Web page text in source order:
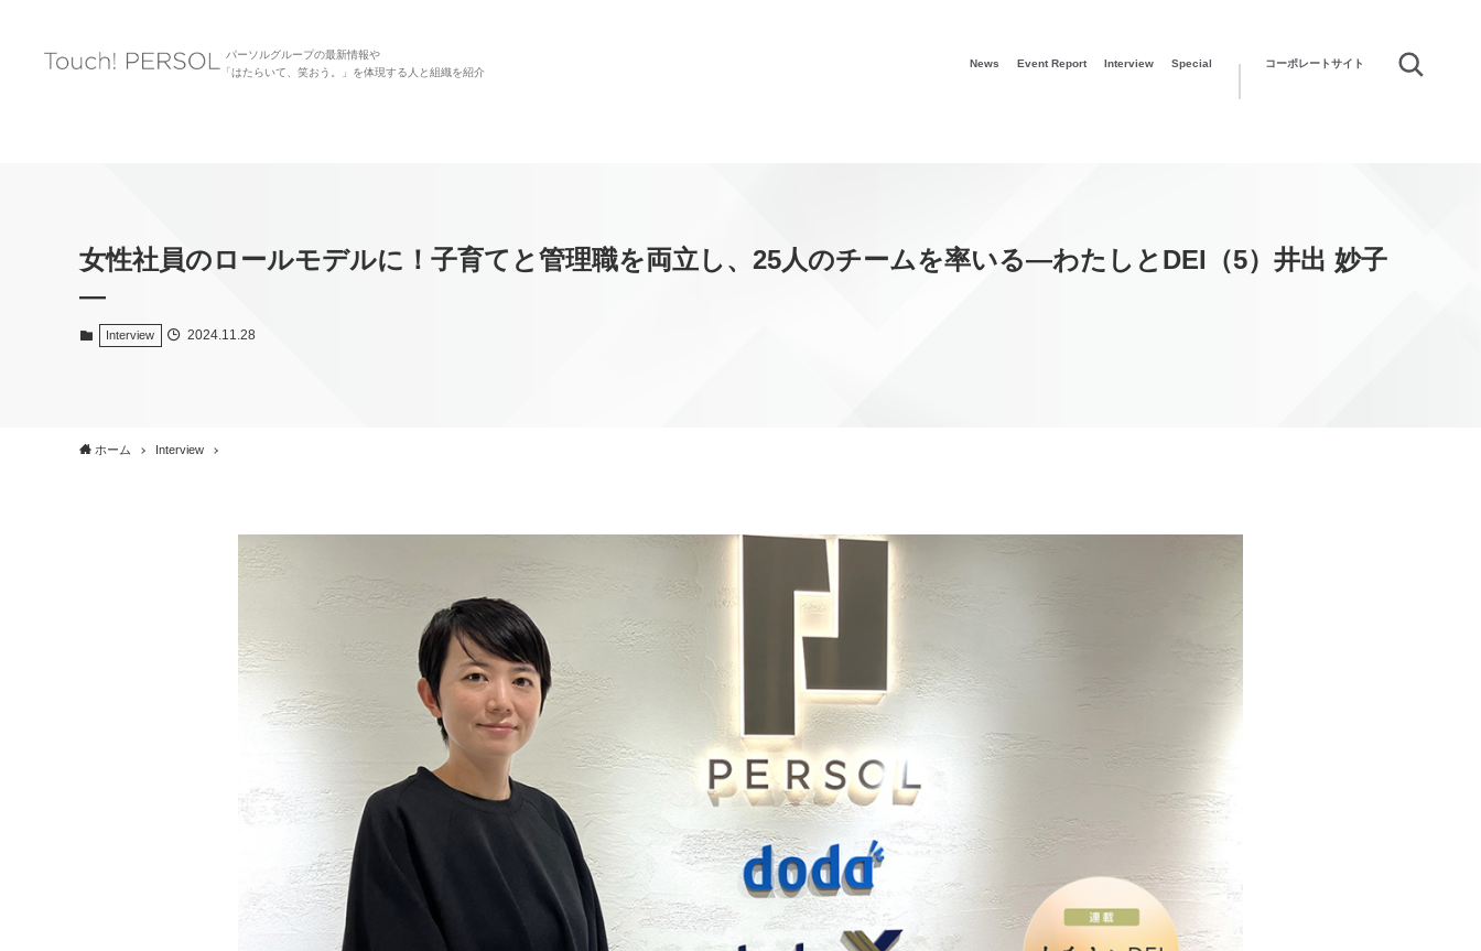
パーソルグループの最新情報や
「はたらいて、笑おう。」を体現する人と組織を紹介
News Event Report Interview Special コーポレートサイト
女性社員のロールモデルに！子育てと管理職を両立し、25人のチームを率いる―わたしとDEI（5）井出 妙子
―
Interview 2024.11.28
ホーム Interview